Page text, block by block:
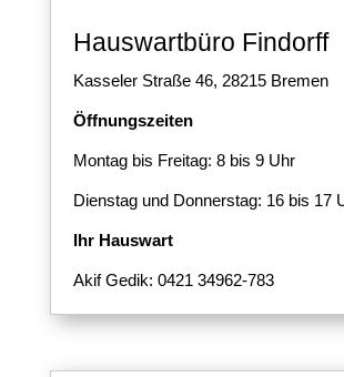
Hauswartbüro Findorff
Kasseler Straße 46, 28215 Bremen
Öffnungszeiten
Montag bis Freitag: 8 bis 9 Uhr
Dienstag und Donnerstag: 16 bis 17
Ihr Hauswart
Akif Gedik: 0421 34962-783